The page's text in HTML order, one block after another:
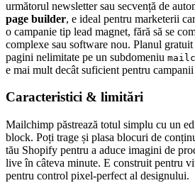
următorul newsletter sau secvență de
page builder, e ideal pentru marketerii
o campanie tip lead magnet, fără să se
complexe sau software nou. Planul
pagini nelimitate pe un subdomeniu
e mai mult decât suficient pentru campanii
Caracteristici & limitări
Mailchimp păstrează totul simplu cu un
block. Poți trage și plasa blocuri de
tău Shopify pentru a aduce imagini de
live în câteva minute. E construit pentru
pentru control pixel-perfect al designului.